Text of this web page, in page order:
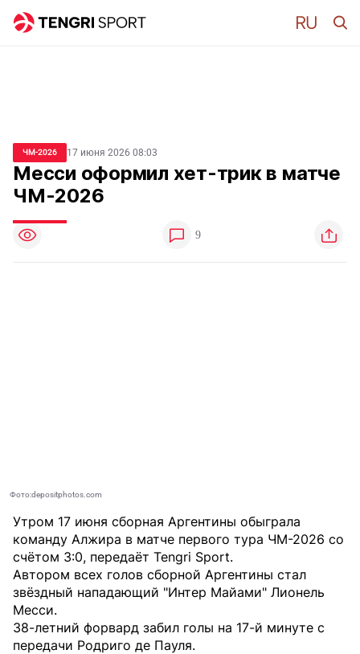
ЧМ-2026 17 июня 2026 08:03
Месси оформил хет-трик в матче
ЧМ-2026
9
Фото:depositphotos.com
Утром 17 июня сборная Аргентины обыграла
команду Алжира в матче первого тура ЧМ-2026 со
счётом 3:0, передаёт Tengri Sport.
Автором всех голов сборной Аргентины стал
звёздный нападающий "Интер Майами" Лионель
Месси.
38-летний форвард забил голы на 17-й минуте с
передачи Родриго де Пауля.